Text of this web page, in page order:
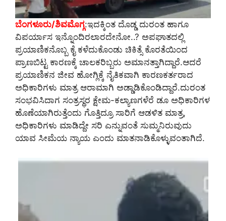
ಬೆಂಗಳೂರು/ಶಿವಮೊಗ್ಗ:ಇದಕ್ಕಿಂತ ದೊಡ್ಡ ದುರಂತ ಹಾಗೂ
ವಿಪರ್ಯಾಸ ಇನ್ನೊಂದಿರಲಾರದೇನೋ..? ಅಪಘಾತದಲ್ಲಿ
ಪ್ರಯಾಣಿಕನೊಬ್ಬ ಕೈ ಕಳೆದುಕೊಂಡು ಚಿಕಿತ್ಸೆ ಕೊರತೆಯಿಂದ
ಪ್ರಾಣಬಿಟ್ಟ ಕಾರಣಕ್ಕೆ ಚಾಲಕರಿಬ್ಬರು ಅಮಾನತ್ತಾಗಿದ್ದಾರೆ.ಆದರೆ
ಪ್ರಯಾಣಿಕನ ಜೀವ ಹೋಗ್ಲಿಕ್ಕೆ ನೈತಿಕವಾಗಿ ಕಾರಣಕರ್ತರಾದ
ಅಧಿಕಾರಿಗಳು ಮಾತ್ರ ಆರಾಮಾಗಿ ಅಡ್ಡಾಡಿಕೊಂಡಿದ್ದಾರೆ.ದುರಂತ
ಸಂಭವಿಸಿದಾಗ ಸಂತ್ರಸ್ಥರ ಕ್ಷೇಮ-ಕಲ್ಯಾಣಗಳೆರೆ ಡೂ ಅಧಿಕಾರಿಗಳ
ಹೊಣೆಯಾಗಿರುತ್ತೆಂದು ಗೊತ್ತಿದ್ರೂ ಸಾರಿಗೆ ಆಡಳಿತ ಮಾತ್ರ,
ಅಧಿಕಾರಿಗಳು ಮಾಡಿದ್ದೇ ಸರಿ ಎನ್ನುವಂತೆ ಸುಮ್ಮನಿರುವುದು
ಯಾವ ಸೀಮೆಯ ನ್ಯಾಯ ಎಂದು ಮಾತನಾಡಿಕೊಳ್ಳುವಂತಾಗಿದೆ.